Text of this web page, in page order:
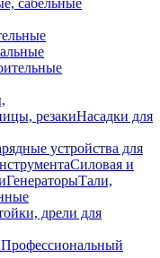
сабельные
резакиНасадки для
устройства для
Силовая и
ГенераторыТали,
дрели для
Профессиональный